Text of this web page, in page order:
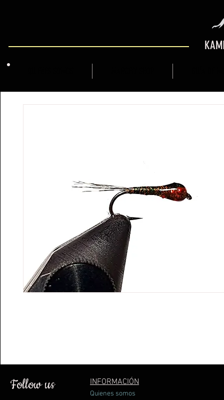
Follow us INFORMACIÓN
Quienes somos